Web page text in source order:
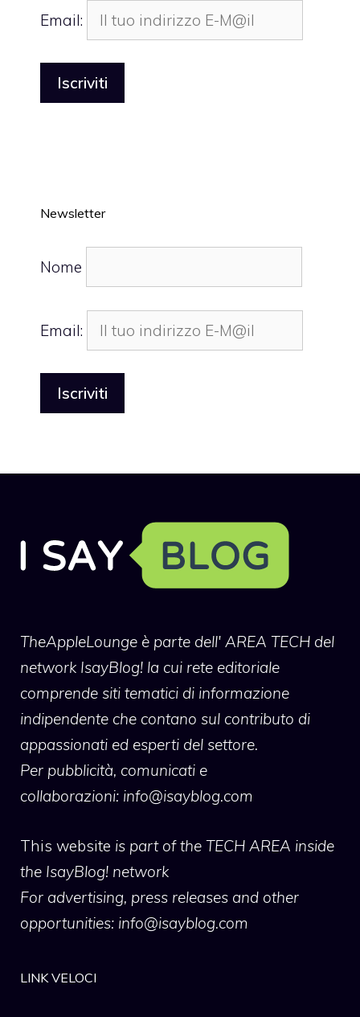
Email:
Newsletter
Nome
Email:
TheAppleLounge è parte dell' AREA TECH del
network IsayBlog! la cui rete editoriale
comprende siti tematici di informazione
indipendente che contano sul contributo di
appassionati ed esperti del settore.
Per pubblicità, comunicati e
collaborazioni: info@isayblog.com
This website is part of the TECH AREA inside
the IsayBlog! network
For advertising, press releases and other
opportunities: info@isayblog.com
LINK VELOCI